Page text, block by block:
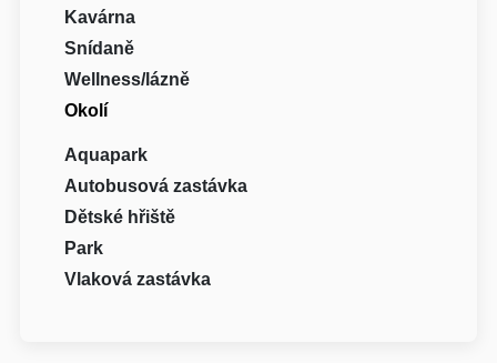
Kavárna
Snídaně
Wellness/lázně
Okolí
Aquapark
Autobusová zastávka
Dětské hřiště
Park
Vlaková zastávka